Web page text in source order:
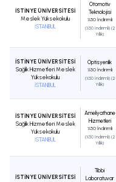
İSTİNYE ÜNİVERSİTESİ
Meslek Yüksekokulu
İSTANBUL
Otomotiv
Teknolojisi
%50 İndirimli
(%50 İndirimli) (2
Yıllık)
İSTİNYE ÜNİVERSİTESİ
Sağlık Hizmetleri Meslek
Yüksekokulu
İSTANBUL
Optisyenlik
%50 İndirimli
(%50 İndirimli) (2
Yıllık)
İSTİNYE ÜNİVERSİTESİ
Sağlık Hizmetleri Meslek
Yüksekokulu
İSTANBUL
Ameliyathane
Hizmetleri
%50 İndirimli
(%50 İndirimli) (2
Yıllık)
İSTİNYE ÜNİVERSİTESİ
Tıbbi
Laboratuvar